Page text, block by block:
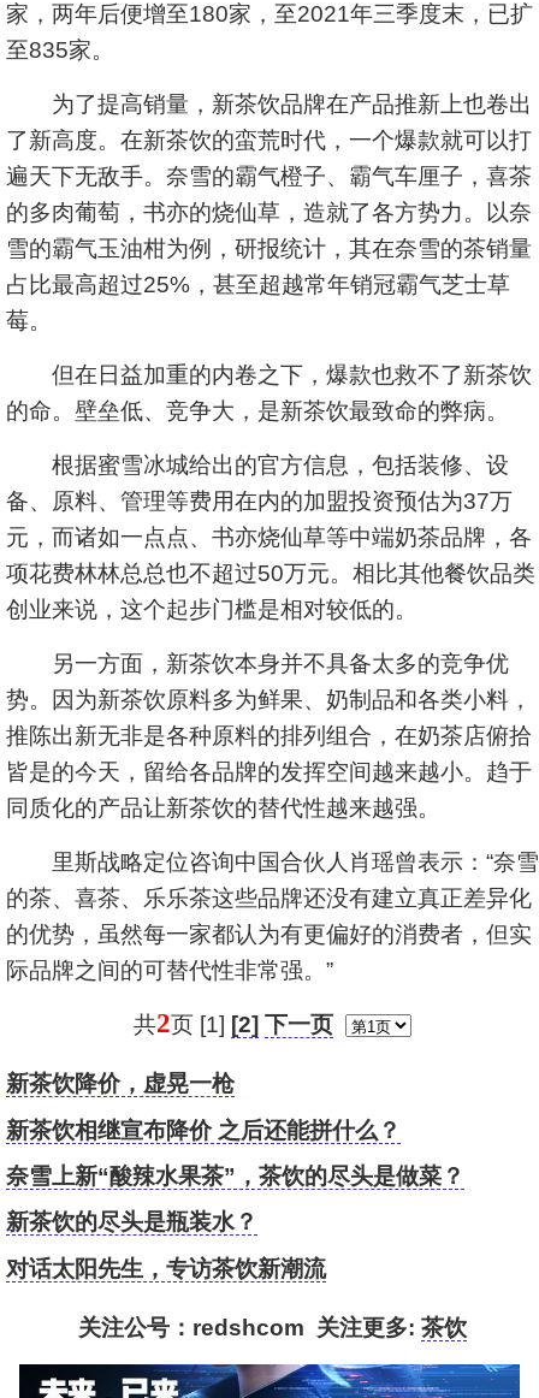
家，两年后便增至180家，至2021年三季度末，已扩
至835家。
为了提高销量，新茶饮品牌在产品推新上也卷出
了新高度。在新茶饮的蛮荒时代，一个爆款就可以打
遍天下无敌手。奈雪的霸气橙子、霸气车厘子，喜茶
的多肉葡萄，书亦的烧仙草，造就了各方势力。以奈
雪的霸气玉油柑为例，研报统计，其在奈雪的茶销量
占比最高超过25%，甚至超越常年销冠霸气芝士草
莓。
但在日益加重的内卷之下，爆款也救不了新茶饮
的命。壁垒低、竞争大，是新茶饮最致命的弊病。
根据蜜雪冰城给出的官方信息，包括装修、设
备、原料、管理等费用在内的加盟投资预估为37万
元，而诸如一点点、书亦烧仙草等中端奶茶品牌，各
项花费林林总总也不超过50万元。相比其他餐饮品类
创业来说，这个起步门槛是相对较低的。
另一方面，新茶饮本身并不具备太多的竞争优
势。因为新茶饮原料多为鲜果、奶制品和各类小料，
推陈出新无非是各种原料的排列组合，在奶茶店俯拾
皆是的今天，留给各品牌的发挥空间越来越小。趋于
同质化的产品让新茶饮的替代性越来越强。
里斯战略定位咨询中国合伙人肖瑶曾表示：“奈雪
的茶、喜茶、乐乐茶这些品牌还没有建立真正差异化
的优势，虽然每一家都认为有更偏好的消费者，但实
际品牌之间的可替代性非常强。”
共2页 [1] [2] 下一页
新茶饮降价，虚晃一枪
新茶饮相继宣布降价 之后还能拼什么？
奈雪上新“酸辣水果茶”，茶饮的尽头是做菜？
新茶饮的尽头是瓶装水？
对话太阳先生，专访茶饮新潮流
关注公号：redshcom 关注更多: 茶饮